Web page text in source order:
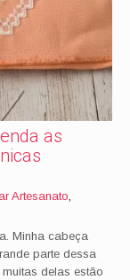
as
Artesanato
Minha cabeça
parte dessa
delas estão